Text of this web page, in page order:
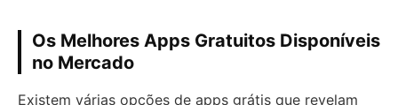
Os Melhores Apps Gratuitos Disponíveis
no Mercado
Existem várias opções de apps grátis que revelam